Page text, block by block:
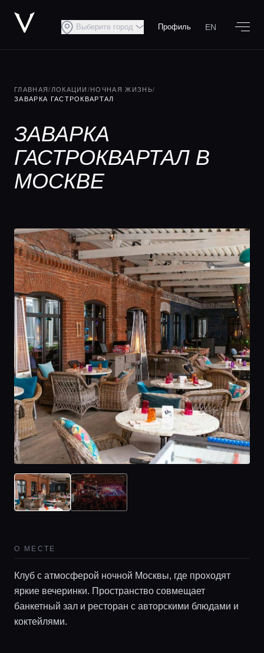
Главная
Выберите город Профиль EN
ГЛАВНАЯ/ ЛОКАЦИИ /НОЧНАЯ ЖИЗНЬ/
ЗАВАРКА ГАСТРОКВАРТАЛ
ЗАВАРКА
ГАСТРОКВАРТАЛ В
МОСКВЕ
О МЕСТЕ
Клуб с атмосферой ночной Москвы, где проходят
яркие вечеринки. Пространство совмещает
банкетный зал и ресторан с авторскими блюдами и
коктейлями.